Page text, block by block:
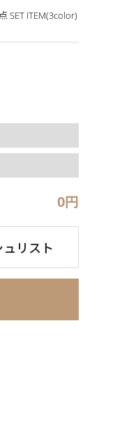
SET ITEM(3color)
0円
リスト